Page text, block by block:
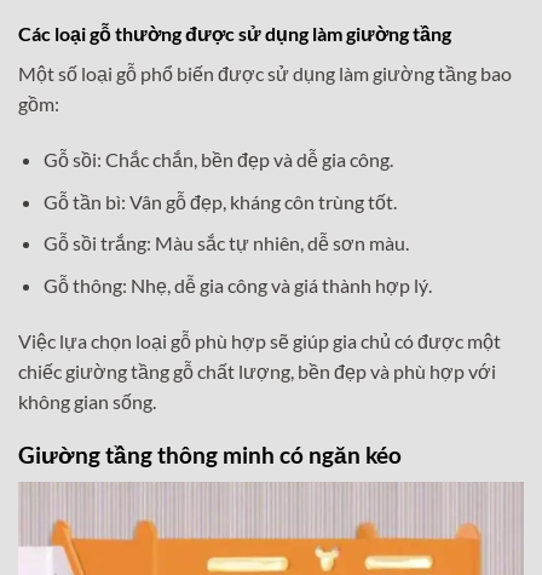
Các loại gỗ thường được sử dụng làm giường tầng
Một số loại gỗ phổ biến được sử dụng làm giường tầng bao
gồm:
Gỗ sồi: Chắc chắn, bền đẹp và dễ gia công.
Gỗ tần bì: Vân gỗ đẹp, kháng côn trùng tốt.
Gỗ sồi trắng: Màu sắc tự nhiên, dễ sơn màu.
Gỗ thông: Nhẹ, dễ gia công và giá thành hợp lý.
Việc lựa chọn loại gỗ phù hợp sẽ giúp gia chủ có được một
chiếc giường tầng gỗ chất lượng, bền đẹp và phù hợp với
không gian sống.
Giường tầng thông minh có ngăn kéo